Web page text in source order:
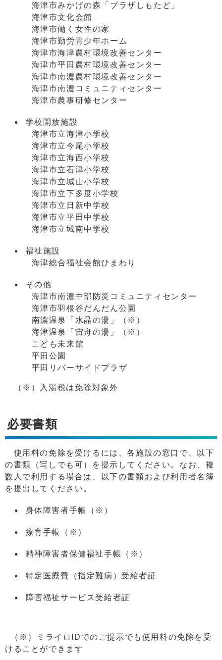
海津市みかげの森「プラザしもたど」
海津市文化会館
海津市働く女性の家
海津市勤労青少年ホーム
海津市海津農村環境改善センター
海津市平田農村環境改善センター
海津市南濃農村環境改善センター
海津市南濃コミュニティセンター
海津市農事研修センター
学校開放施設
海津市立海津小学校
海津市立今尾小学校
海津市立海西小学校
海津市立石津小学校
海津市立城山小学校
海津市立下多度小学校
海津市立日新中学校
海津市立平田中学校
海津市立城南中学校
福祉施設
海津総合福祉会館ひまわり
その他
海津市南濃中部防災コミュニティセンター
海津市羽根谷だんだん公園
南濃温泉「水晶の湯」（※）
海津温泉「宙舟の湯」（※）
こども未来館
平田公園
平田リバーサイドプラザ
（※）入湯税は免除対象外
必要書類
使用料の免除を受けるには、各施設の窓口で、以下
の書類（写しでも可）を提示してください。なお、複
数人で利用する場合は、以下の書類および利用者名簿
を提出してください。
身体障害者手帳（※）
療育手帳（※）
精神障害者保健福祉手帳（※）
特定医療費（指定難病）受給者証
障害福祉サービス受給者証
（※）ミライロIDでのご提示でも使用料の免除を受
けることができます